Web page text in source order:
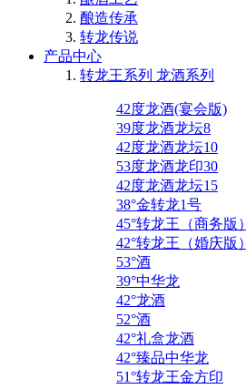
酿造传承
转龙传说
产品中心
转龙王系列 龙酒系列
42度龙酒(宴会版)
39度龙酒龙坛8
42度龙酒龙坛10
53度龙酒龙印30
42度龙酒龙坛15
38°金转龙1号
45°转龙王（商务版）
42°转龙王（婚庆版）
53°酒
39°中华龙
42°龙酒
52°酒
42°礼盒龙酒
42°臻品中华龙
51°转龙王金方印